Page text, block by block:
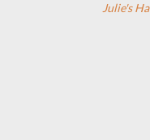
Julie's